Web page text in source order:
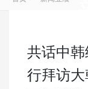
官方 咨
共话中
行拜访